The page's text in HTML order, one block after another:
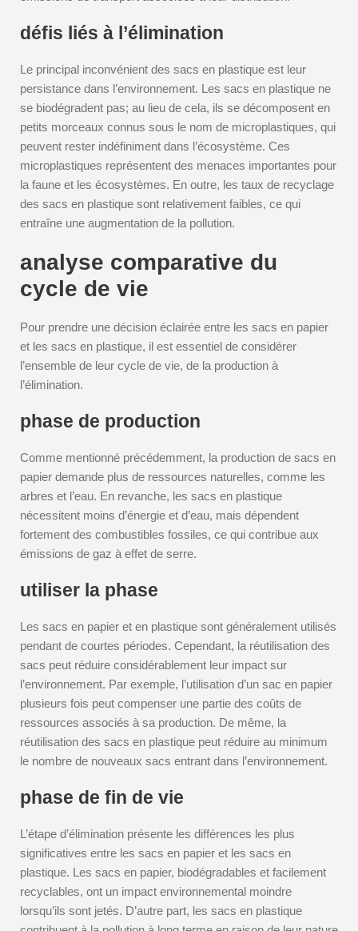
défis liés à l’élimination
Le principal inconvénient des sacs en plastique est leur
persistance dans l’environnement. Les sacs en plastique ne
se biodégradent pas; au lieu de cela, ils se décomposent en
petits morceaux connus sous le nom de microplastiques, qui
peuvent rester indéfiniment dans l’écosystème. Ces
microplastiques représentent des menaces importantes pour
la faune et les écosystèmes. En outre, les taux de recyclage
des sacs en plastique sont relativement faibles, ce qui
entraîne une augmentation de la pollution.
analyse comparative du
cycle de vie
Pour prendre une décision éclairée entre les sacs en papier
et les sacs en plastique, il est essentiel de considérer
l’ensemble de leur cycle de vie, de la production à
l’élimination.
phase de production
Comme mentionné précédemment, la production de sacs en
papier demande plus de ressources naturelles, comme les
arbres et l’eau. En revanche, les sacs en plastique
nécessitent moins d’énergie et d’eau, mais dépendent
fortement des combustibles fossiles, ce qui contribue aux
émissions de gaz à effet de serre.
utiliser la phase
Les sacs en papier et en plastique sont généralement utilisés
pendant de courtes périodes. Cependant, la réutilisation des
sacs peut réduire considérablement leur impact sur
l’environnement. Par exemple, l’utilisation d’un sac en papier
plusieurs fois peut compenser une partie des coûts de
ressources associés à sa production. De même, la
réutilisation des sacs en plastique peut réduire au minimum
le nombre de nouveaux sacs entrant dans l’environnement.
phase de fin de vie
L’étape d’élimination présente les différences les plus
significatives entre les sacs en papier et les sacs en
plastique. Les sacs en papier, biodégradables et facilement
recyclables, ont un impact environnemental moindre
lorsqu’ils sont jetés. D’autre part, les sacs en plastique